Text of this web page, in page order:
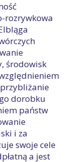
rozrywkowa
środowisk
dorobku
państw
i za
swoje cele
a jest